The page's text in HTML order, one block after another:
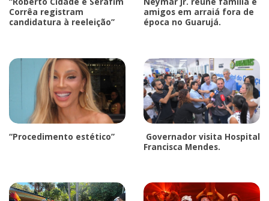
Corrêa registram
candidatura à reeleição”
amigos em arraiá fora de
época no Guarujá.
“Procedimento estético”
Governador visita Hospital
Francisca Mendes.